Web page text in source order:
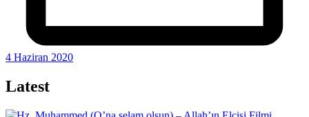
4 Haziran 2020
Latest